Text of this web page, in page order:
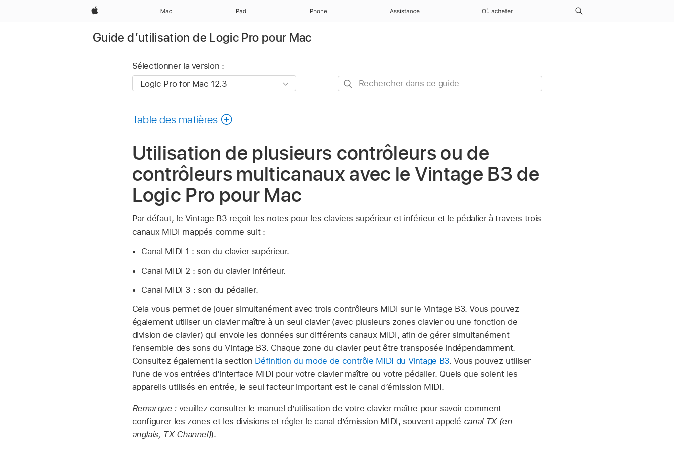
Apple Mac iPad iPhone Assistance Où acheter
Guide d’utilisation de Logic Pro pour Mac
Sélectionner la version :
Rechercher
Table des matières
Utilisation de plusieurs contrôleurs ou de
contrôleurs multicanaux avec le Vintage B3 de
Logic Pro pour Mac
Par défaut, le Vintage B3 reçoit les notes pour les claviers supérieur et inférieur et le pédalier à travers trois
canaux MIDI mappés comme suit :
Canal MIDI 1 : son du clavier supérieur.
Canal MIDI 2 : son du clavier inférieur.
Canal MIDI 3 : son du pédalier.
Cela vous permet de jouer simultanément avec trois contrôleurs MIDI sur le Vintage B3. Vous pouvez
également utiliser un clavier maître à un seul clavier (avec plusieurs zones clavier ou une fonction de
division de clavier) qui envoie les données sur différents canaux MIDI, afin de gérer simultanément
l’ensemble des sons du Vintage B3. Chaque zone du clavier peut être transposée indépendamment.
Consultez également la section Définition du mode de contrôle MIDI du Vintage B3. Vous pouvez utiliser
l’une de vos entrées d’interface MIDI pour votre clavier maître ou votre pédalier. Quels que soient les
appareils utilisés en entrée, le seul facteur important est le canal d’émission MIDI.
Remarque : veuillez consulter le manuel d’utilisation de votre clavier maître pour savoir comment
configurer les zones et les divisions et régler le canal d’émission MIDI, souvent appelé canal TX (en
anglais, TX Channel)).